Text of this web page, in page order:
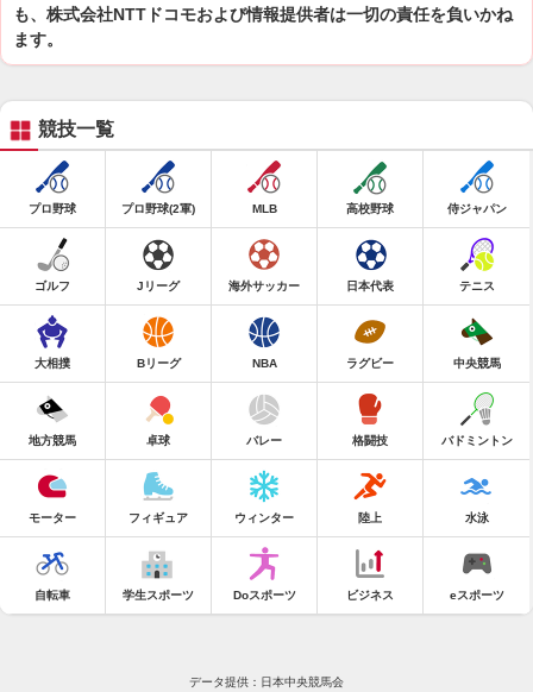
も、株式会社NTTドコモおよび情報提供者は一切の責任を負いかね
ます。
競技一覧
プロ野球 プロ野球(2軍) MLB 高校野球 侍ジャパン
ゴルフ Jリーグ 海外サッカー 日本代表 テニス
大相撲 Bリーグ NBA ラグビー 中央競馬
地方競馬 卓球 バレー 格闘技 バドミントン
モーター フィギュア ウィンター 陸上 水泳
自転車 学生スポーツ Doスポーツ ビジネス eスポーツ
データ提供：日本中央競馬会